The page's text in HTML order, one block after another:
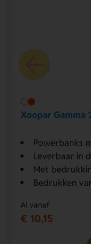
Xoopar Gamma
Powerbanks
Leverbaar in
Met
Bedrukken
Al vanaf
€ 10,15